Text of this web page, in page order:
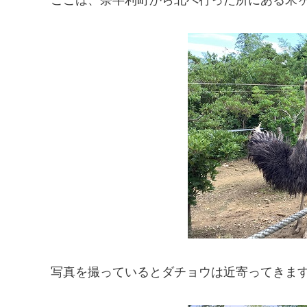
写真を撮っているとダチョウは近寄ってきま